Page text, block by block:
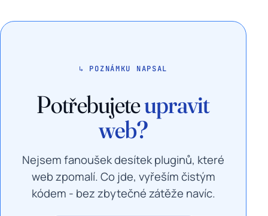
↳ POZNÁMKU NAPSAL
Potřebujeteupravit
web?
Nejsem fanoušek desítek pluginů, které
web zpomalí. Co jde, vyřeším čistým
kódem - bez zbytečné zátěže navíc.